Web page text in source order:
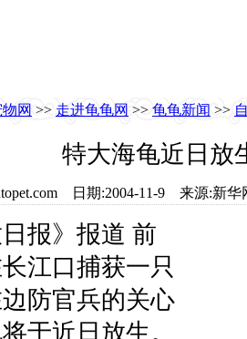
网 >> 走进龟龟网 >> 龟龟新闻 >>
特大海龟近日放
日期:2004-11-9 来源:
报》报道 前
江口捕获一只
防官兵的关心
于近日放生。